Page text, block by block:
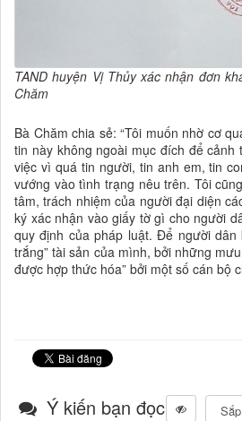
TAND huyện Vị Thủyxác nhận đơn
Chăm
Bà Chăm chia sẻ: “Tôi muốn nhờ cơ
tin này không ngoài mục đích để cảnh
việc vì quá tin người, tin anh em, tin
vướng vào tình trạng nêu trên. Tôi
tâm, trách nhiệm của người đại diện
ký xác nhận vào giấy tờ gì cho người
quy định của pháp luật. Để người dân
trắng” tài sản của mình, bởi những
được hợp thức hóa” bởi một số cán bộ
Ý kiến bạn đọc